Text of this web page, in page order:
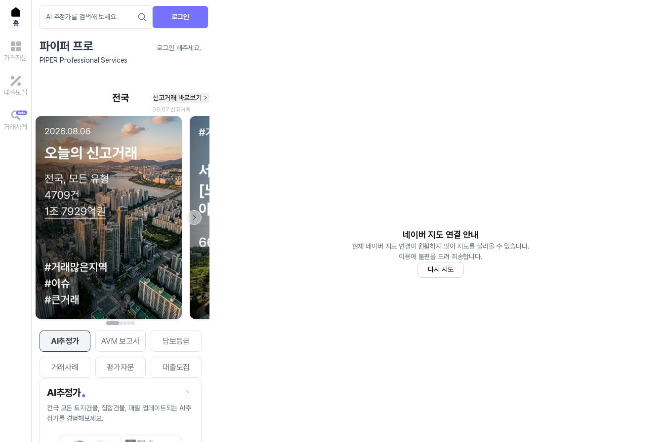
홈
가격자문
대출모집
거래사례
로그인
파이퍼 프로
로그인 해주세요.
PIPER Professional Services
AI추정가 AVM 보고서 담보등급
거래사례 평가자문 대출모집
AI추정가
전국 모든 토지건물, 집합건물, 매월 업데이트되는 AI추
정가를 경험해보세요.
네이버 지도 연결 안내
현재 네이버 지도 연결이 원활하지 않아 지도를 불러올 수 없습니다.
이용에 불편을 드려 죄송합니다.
다시 시도